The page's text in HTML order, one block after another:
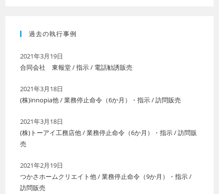
過去の執行事例
2021年3月19日
合同会社 東報堂 / 指示 / 電話勧誘販売
2021年3月18日
(株)innopia他 / 業務停止命令（6か月）・指示 / 訪問販売
2021年3月18日
(株)トーアイ工務店他 / 業務停止命令（6か月）・指示 / 訪問販
売
2021年2月19日
つかさホームクリエイト他 / 業務停止命令（9か月）・指示 /
訪問販売